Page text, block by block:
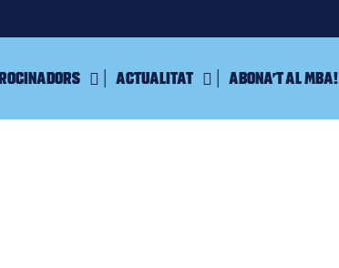
Actualitat Abona’t al MBA!